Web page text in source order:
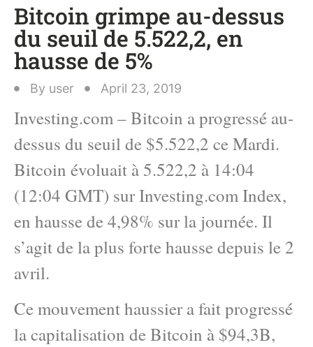
Bitcoin grimpe au-dessus
du seuil de 5.522,2, en
hausse de 5%
By user April 23, 2019
Investing.com – Bitcoin a progressé au-
dessus du seuil de $5.522,2 ce Mardi.
Bitcoin évoluait à 5.522,2 à 14:04
(12:04 GMT) sur Investing.com Index,
en hausse de 4,98% sur la journée. Il
s’agit de la plus forte hausse depuis le 2
avril.
Ce mouvement haussier a fait progressé
la capitalisation de Bitcoin à $94,3B,